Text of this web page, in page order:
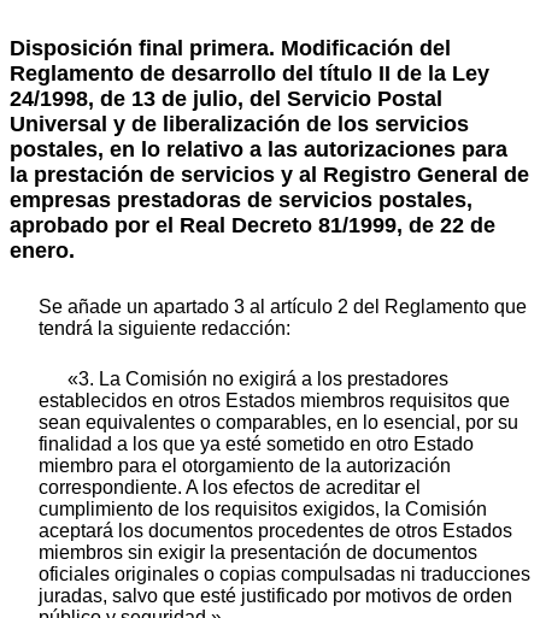
Disposición final primera. Modificación del
Reglamento de desarrollo del título II de la Ley
24/1998, de 13 de julio, del Servicio Postal
Universal y de liberalización de los servicios
postales, en lo relativo a las autorizaciones para
la prestación de servicios y al Registro General de
empresas prestadoras de servicios postales,
aprobado por el Real Decreto 81/1999, de 22 de
enero.
Se añade un apartado 3 al artículo 2 del Reglamento que
tendrá la siguiente redacción:
«3. La Comisión no exigirá a los prestadores
establecidos en otros Estados miembros requisitos que
sean equivalentes o comparables, en lo esencial, por su
finalidad a los que ya esté sometido en otro Estado
miembro para el otorgamiento de la autorización
correspondiente. A los efectos de acreditar el
cumplimiento de los requisitos exigidos, la Comisión
aceptará los documentos procedentes de otros Estados
miembros sin exigir la presentación de documentos
oficiales originales o copias compulsadas ni traducciones
juradas, salvo que esté justificado por motivos de orden